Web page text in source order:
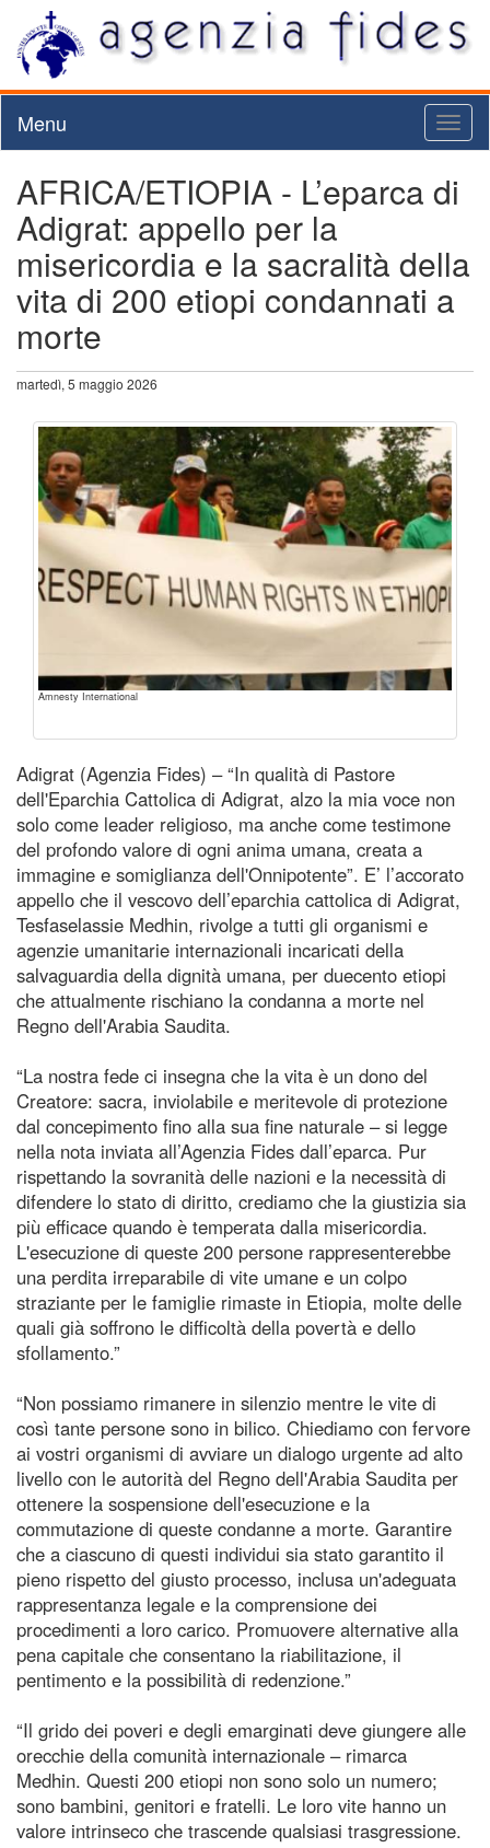
Menu
AFRICA/ETIOPIA - L’eparca di
Adigrat: appello per la
misericordia e la sacralità della
vita di 200 etiopi condannati a
morte
martedì, 5 maggio 2026
Amnesty International
Adigrat (Agenzia Fides) – “In qualità di Pastore
dell'Eparchia Cattolica di Adigrat, alzo la mia voce non
solo come leader religioso, ma anche come testimone
del profondo valore di ogni anima umana, creata a
immagine e somiglianza dell'Onnipotente”. E’ l’accorato
appello che il vescovo dell’eparchia cattolica di Adigrat,
Tesfaselassie Medhin, rivolge a tutti gli organismi e
agenzie umanitarie internazionali incaricati della
salvaguardia della dignità umana, per duecento etiopi
che attualmente rischiano la condanna a morte nel
Regno dell'Arabia Saudita.
“La nostra fede ci insegna che la vita è un dono del
Creatore: sacra, inviolabile e meritevole di protezione
dal concepimento fino alla sua fine naturale – si legge
nella nota inviata all’Agenzia Fides dall’eparca. Pur
rispettando la sovranità delle nazioni e la necessità di
difendere lo stato di diritto, crediamo che la giustizia sia
più efficace quando è temperata dalla misericordia.
L'esecuzione di queste 200 persone rappresenterebbe
una perdita irreparabile di vite umane e un colpo
straziante per le famiglie rimaste in Etiopia, molte delle
quali già soffrono le difficoltà della povertà e dello
sfollamento.”
“Non possiamo rimanere in silenzio mentre le vite di
così tante persone sono in bilico. Chiediamo con fervore
ai vostri organismi di avviare un dialogo urgente ad alto
livello con le autorità del Regno dell'Arabia Saudita per
ottenere la sospensione dell'esecuzione e la
commutazione di queste condanne a morte. Garantire
che a ciascuno di questi individui sia stato garantito il
pieno rispetto del giusto processo, inclusa un'adeguata
rappresentanza legale e la comprensione dei
procedimenti a loro carico. Promuovere alternative alla
pena capitale che consentano la riabilitazione, il
pentimento e la possibilità di redenzione.”
“Il grido dei poveri e degli emarginati deve giungere alle
orecchie della comunità internazionale – rimarca
Medhin. Questi 200 etiopi non sono solo un numero;
sono bambini, genitori e fratelli. Le loro vite hanno un
valore intrinseco che trascende qualsiasi trasgressione.